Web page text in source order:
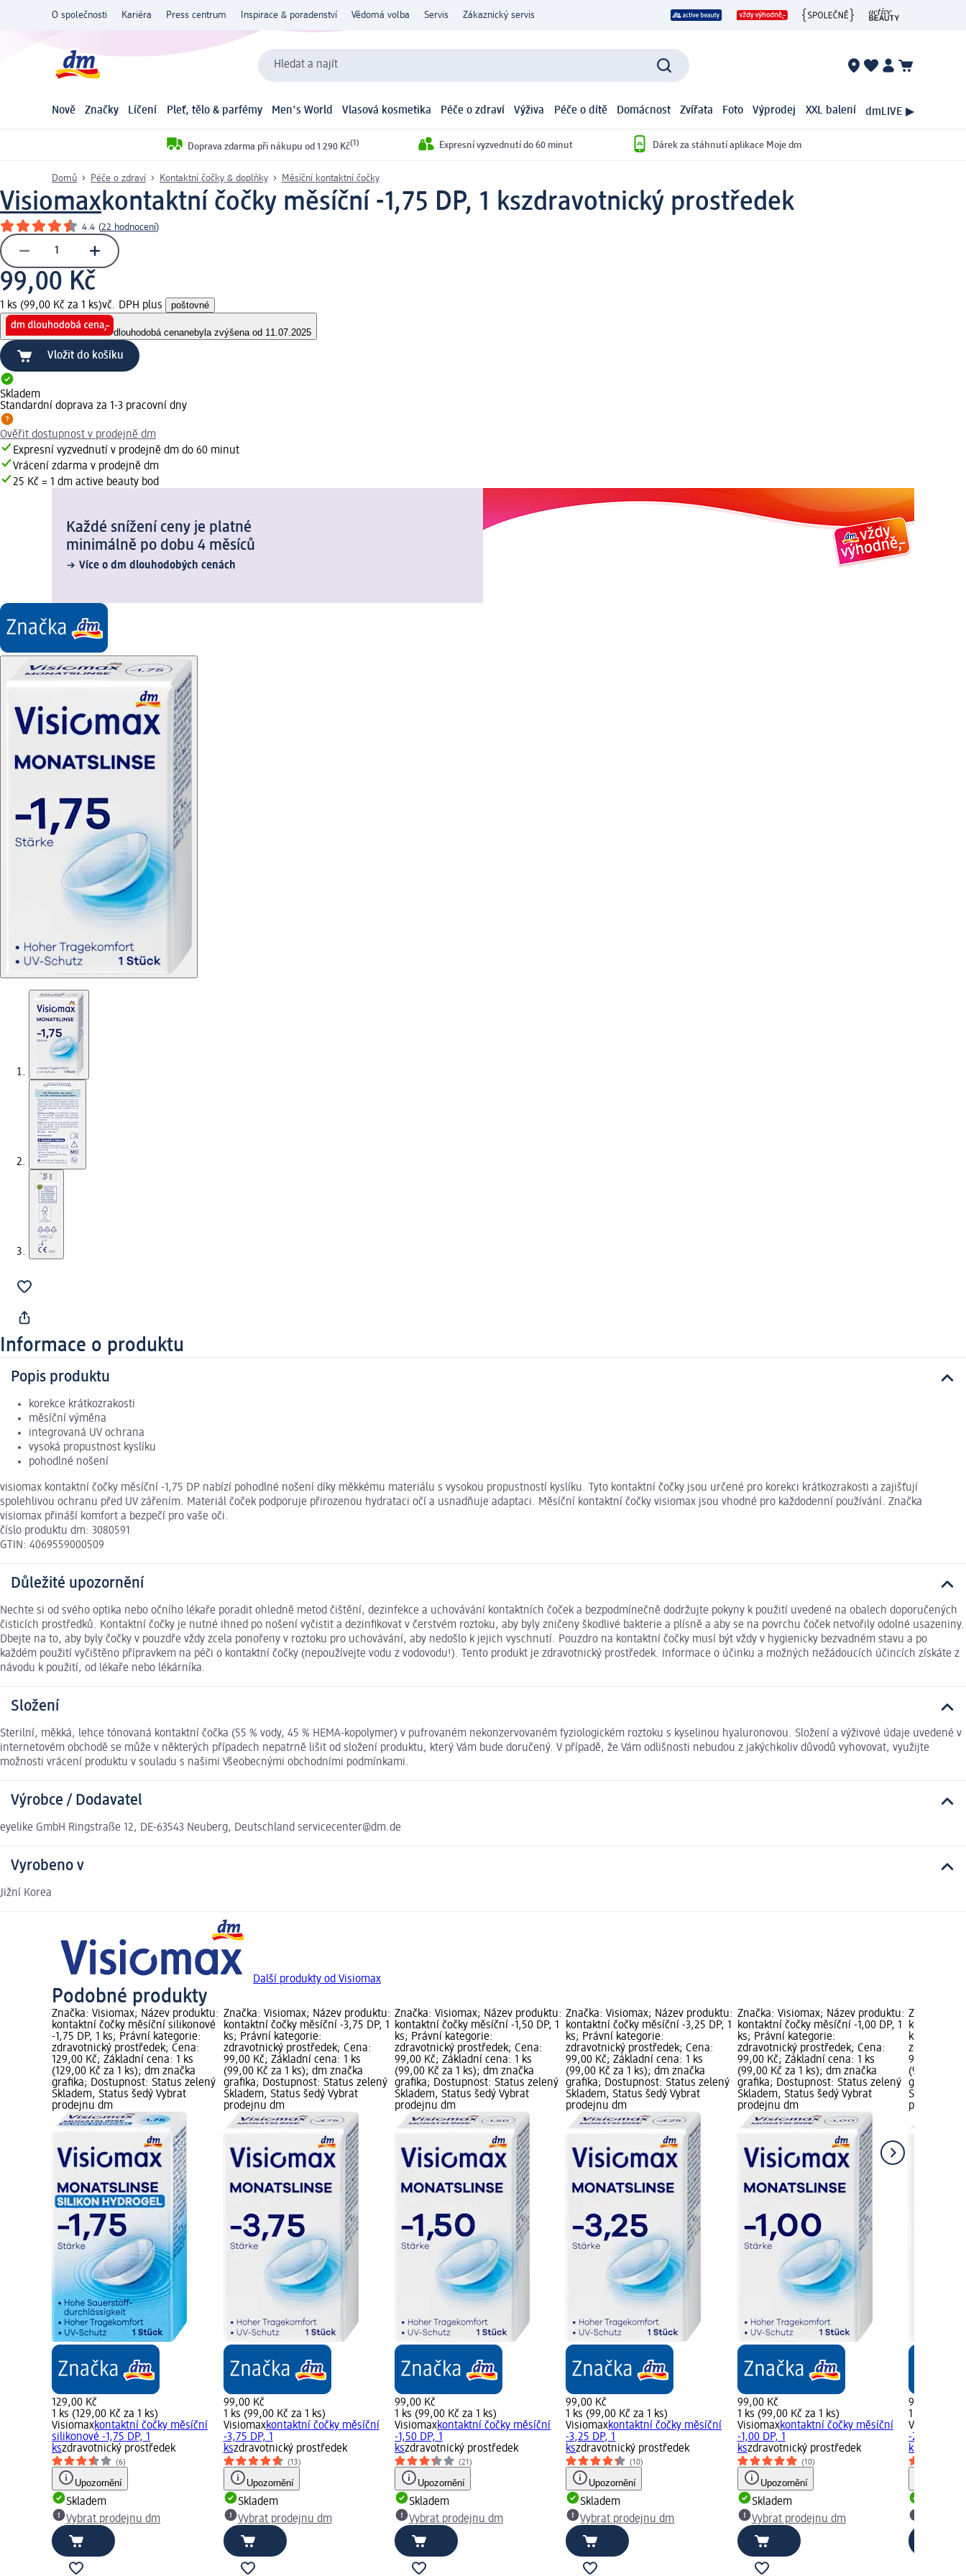
O společnosti Kariéra Press centrum Inspirace & poradenství Vědomá volba Servis Zákaznický servis
Hledat a najít
Nově Značky Líčení Pleť, tělo & parfémy Men's World Vlasová kosmetika Péče o zdraví Výživa Péče o dítě Domácnost Zvířata Foto Výprodej XXL balení dmLIVE ▶
Doprava zdarma při nákupu od 1 290 Kč(1) Expresní vyzvednutí do 60 minut Dárek za stáhnutí aplikace Moje dm
Domů Péče o zdraví Kontaktní čočky & doplňky Měsíční kontaktní čočky
Visiomaxkontaktní čočky měsíční -1,75 DP, 1 kszdravotnický prostředek
4.4 (22 hodnocení)
99,00 Kč
1 ks (99,00 Kč za 1 ks)vč. DPH plus poštovné
dlouhodobá cenanebyla zvýšena od 11.07.2025
Vložit do košíku
Skladem
Standardní doprava za 1-3 pracovní dny
Ověřit dostupnost v prodejně dm
Expresní vyzvednutí v prodejně dm do 60 minut
Vrácení zdarma v prodejně dm
25 Kč = 1 dm active beauty bod
Každé snížení ceny je platné
minimálně po dobu 4 měsíců
Více o dm dlouhodobých cenách
Informace o produktu
Popis produktu
korekce krátkozrakosti
měsíční výměna
integrovaná UV ochrana
vysoká propustnost kyslíku
pohodlné nošení
visiomax kontaktní čočky měsíční -1,75 DP nabízí pohodlné nošení díky měkkému materiálu s vysokou propustností kyslíku. Tyto kontaktní čočky jsou určené pro korekci krátkozrakosti a zajišťují
spolehlivou ochranu před UV zářením. Materiál čoček podporuje přirozenou hydrataci očí a usnadňuje adaptaci. Měsíční kontaktní čočky visiomax jsou vhodné pro každodenní používání. Značka
visiomax přináší komfort a bezpečí pro vaše oči.
číslo produktu dm: 3080591
GTIN: 4069559000509
Důležité upozornění
Nechte si od svého optika nebo očního lékaře poradit ohledně metod čištění, dezinfekce a uchovávání kontaktních čoček a bezpodmínečně dodržujte pokyny k použití uvedené na obalech doporučených
čisticích prostředků. Kontaktní čočky je nutné ihned po nošení vyčistit a dezinfikovat v čerstvém roztoku, aby byly zničeny škodlivé bakterie a plísně a aby se na povrchu čoček netvořily odolné usazeniny.
Dbejte na to, aby byly čočky v pouzdře vždy zcela ponořeny v roztoku pro uchovávání, aby nedošlo k jejich vyschnutí. Pouzdro na kontaktní čočky musí být vždy v hygienicky bezvadném stavu a po
každém použití vyčištěno přípravkem na péči o kontaktní čočky (nepoužívejte vodu z vodovodu!). Tento produkt je zdravotnický prostředek. Informace o účinku a možných nežádoucích účincích získáte z
návodu k použití, od lékaře nebo lékárníka.
Složení
Sterilní, měkká, lehce tónovaná kontaktní čočka (55 % vody, 45 % HEMA-kopolymer) v pufrovaném nekonzervovaném fyziologickém roztoku s kyselinou hyaluronovou. Složení a výživové údaje uvedené v
internetovém obchodě se může v některých případech nepatrně lišit od složení produktu, který Vám bude doručený. V případě, že Vám odlišnosti nebudou z jakýchkoliv důvodů vyhovovat, využijte
možnosti vrácení produktu v souladu s našimi Všeobecnými obchodními podmínkami.
Výrobce / Dodavatel
eyelike GmbH Ringstraße 12, DE-63543 Neuberg, Deutschland servicecenter@dm.de
Vyrobeno v
Jižní Korea
Další produkty od Visiomax
Podobné produkty
Značka: Visiomax; Název produktu:
kontaktní čočky měsíční silikonové
-1,75 DP, 1 ks; Právní kategorie:
zdravotnický prostředek; Cena:
129,00 Kč; Základní cena: 1 ks
(129,00 Kč za 1 ks); dm značka
grafika; Dostupnost: Status zelený
Skladem, Status šedý Vybrat
prodejnu dm
129,00 Kč
1 ks (129,00 Kč za 1 ks)
Visiomaxkontaktní čočky měsíční
silikonové -1,75 DP, 1
kszdravotnický prostředek
(6)
Upozornění
Skladem
Vybrat prodejnu dm
Značka: Visiomax; Název produktu:
kontaktní čočky měsíční -3,75 DP, 1
ks; Právní kategorie:
zdravotnický prostředek; Cena:
99,00 Kč; Základní cena: 1 ks
(99,00 Kč za 1 ks); dm značka
grafika; Dostupnost: Status zelený
Skladem, Status šedý Vybrat
prodejnu dm
99,00 Kč
1 ks (99,00 Kč za 1 ks)
Visiomaxkontaktní čočky měsíční
-3,75 DP, 1
kszdravotnický prostředek
(13)
Upozornění
Skladem
Vybrat prodejnu dm
Značka: Visiomax; Název produktu:
kontaktní čočky měsíční -1,50 DP, 1
ks; Právní kategorie:
zdravotnický prostředek; Cena:
99,00 Kč; Základní cena: 1 ks
(99,00 Kč za 1 ks); dm značka
grafika; Dostupnost: Status zelený
Skladem, Status šedý Vybrat
prodejnu dm
99,00 Kč
1 ks (99,00 Kč za 1 ks)
Visiomaxkontaktní čočky měsíční
-1,50 DP, 1
kszdravotnický prostředek
(21)
Upozornění
Skladem
Vybrat prodejnu dm
Značka: Visiomax; Název produktu:
kontaktní čočky měsíční -3,25 DP, 1
ks; Právní kategorie:
zdravotnický prostředek; Cena:
99,00 Kč; Základní cena: 1 ks
(99,00 Kč za 1 ks); dm značka
grafika; Dostupnost: Status zelený
Skladem, Status šedý Vybrat
prodejnu dm
99,00 Kč
1 ks (99,00 Kč za 1 ks)
Visiomaxkontaktní čočky měsíční
-3,25 DP, 1
kszdravotnický prostředek
(10)
Upozornění
Skladem
Vybrat prodejnu dm
Značka: Visiomax; Název produktu:
kontaktní čočky měsíční -1,00 DP, 1
ks; Právní kategorie:
zdravotnický prostředek; Cena:
99,00 Kč; Základní cena: 1 ks
(99,00 Kč za 1 ks); dm značka
grafika; Dostupnost: Status zelený
Skladem, Status šedý Vybrat
prodejnu dm
99,00 Kč
1 ks (99,00 Kč za 1 ks)
Visiomaxkontaktní čočky měsíční
-1,00 DP, 1
kszdravotnický prostředek
(10)
Upozornění
Skladem
Vybrat prodejnu dm
Značka:
kontaktní
ks; Právní
99,00 Kč;
(99,00 Kč
grafika;
Skladem,
prodejnu
99,00 Kč
1 ks (99,00
Visiomax
-2,00 DP, 1
ks